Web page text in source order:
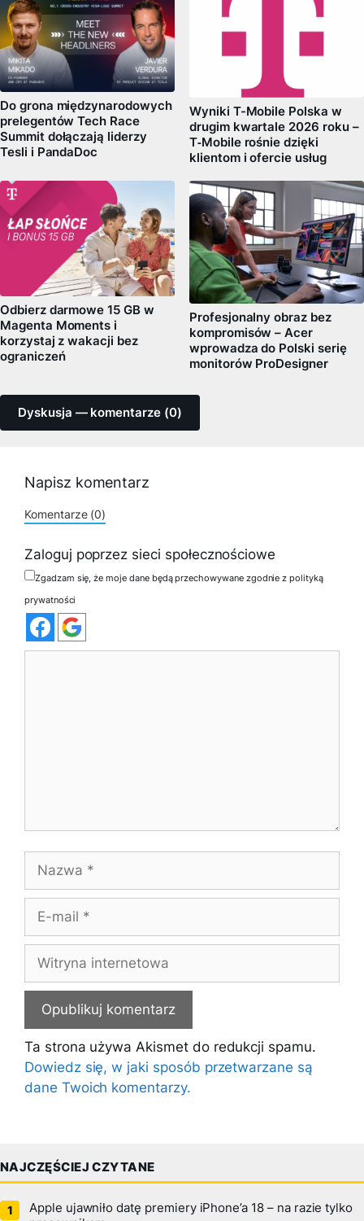
Do grona międzynarodowych
prelegentów Tech Race
Summit dołączają liderzy
Tesli i PandaDoc
Wyniki T-Mobile Polska w
drugim kwartale 2026 roku –
T‑Mobile rośnie dzięki
klientom i ofercie usług
Odbierz darmowe 15 GB w
Magenta Moments i
korzystaj z wakacji bez
ograniczeń
Profesjonalny obraz bez
kompromisów – Acer
wprowadza do Polski serię
monitorów ProDesigner
Dyskusja — komentarze (0)
Napisz komentarz
Komentarze (0)
Zaloguj poprzez sieci społecznościowe
Zgadzam się, że moje dane będą przechowywane zgodnie z polityką
prywatności
Nazwa
Witryna
internetowa
Ta strona używa Akismet do redukcji spamu.
Dowiedz się, w jaki sposób przetwarzane są
dane Twoich komentarzy.
NAJCZĘŚCIEJ CZYTANE
Apple ujawniło datę premiery iPhone’a 18 – na razie tylko